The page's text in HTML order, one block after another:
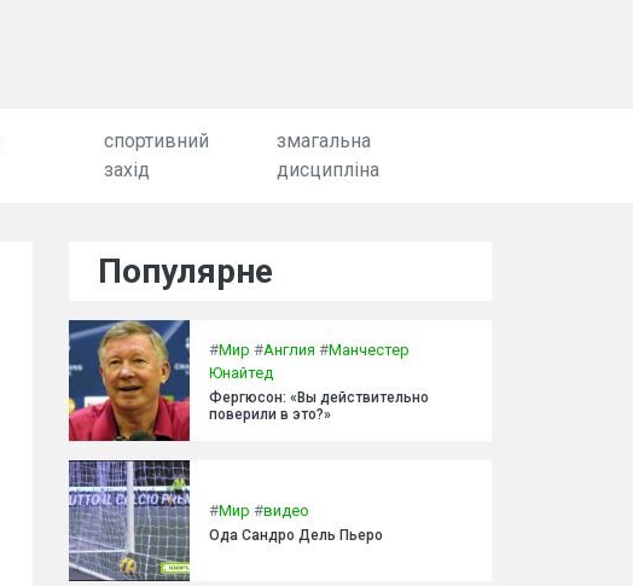
спортивний
захід
змагальна
дисципліна
Популярне
#Мир #Англия #Манчестер
Юнайтед
Фергюсон: «Вы действительно
поверили в это?»
#Мир #видео
Ода Сандро Дель Пьеро